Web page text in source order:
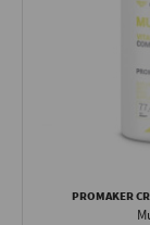
PROMAKER